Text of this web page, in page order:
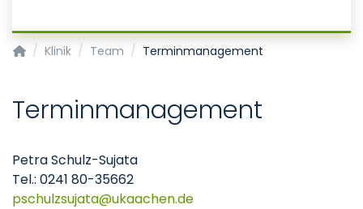
Klinik für Kardiologie, Angiologie und Internistische
Klinik Team Terminmanagement
Terminmanagement
Petra Schulz-Sujata
Tel.: 0241 80-35662
pschulzsujata
ukaachende